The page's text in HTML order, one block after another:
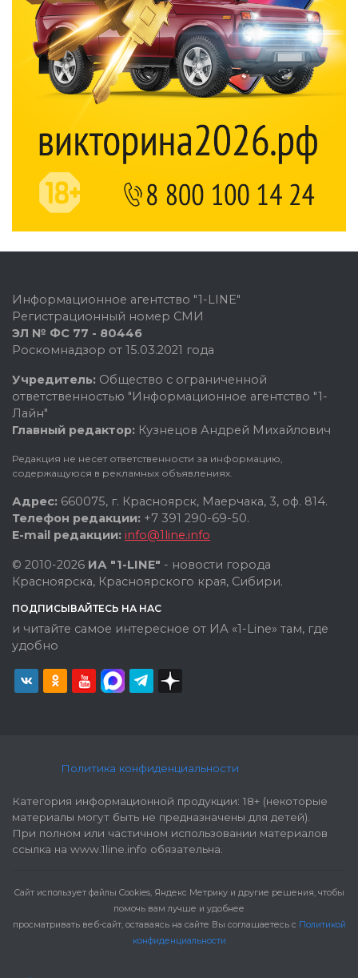
Информационное агентство "1-LINE"
Регистрационный номер СМИ
ЭЛ № ФС 77 - 80446
Роскомнадзор от 15.03.2021 года
Учредитель: Общество с ограниченной
ответственностью "Информационное агентство "1-
Лайн"
Главный редактор: Кузнецов Андрей Михайлович
Редакция не несет ответственности за информацию,
содержащуюся в рекламных объявлениях.
Адрес: 660075, г. Красноярск, Маерчака, 3, оф. 814.
Телефон редакции: +7 391 290-69-50.
E-mail редакции: info@1line.info
© 2010-2026 ИА "1-LINE" - новости города
Красноярска, Красноярского края, Сибири.
ПОДПИСЫВАЙТЕСЬ НА НАС
и читайте самое интересное от ИА «1-Line» там, где
удобно
Политика конфиденциальности
Категория информационной продукции: 18+ (некоторые
материалы могут быть не предназначены для детей).
При полном или частичном использовании материалов
ссылка на www.1line.info обязательна.
Cайт использует файлы Cookies, Яндекс Метрику и другие решения, чтобы
помочь вам лучше и удобнее
просматривать веб-сайт, оставаясь на сайте Вы соглашаетесь с Политикой
конфиденциальности